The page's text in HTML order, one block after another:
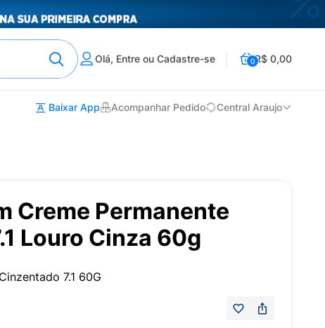
Olá, Entre ou Cadastre-se 0R$ 0,00
Baixar App Acompanhar Pedido Central Araujo
Creme Permanente
Louro Cinza 60g
7.1 60G